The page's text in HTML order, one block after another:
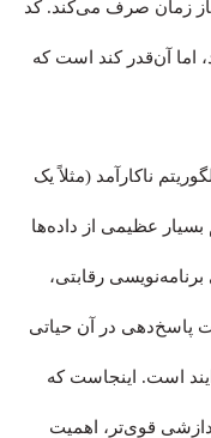
زمان صرف می‌کند. کد
آن‌قدر کند است که
ناکارآمد (مثلاً یک
عظیمی از داده‌ها
رقابتی،
پاسخ‌دهی در آن حیاتی
است. اینجاست که
قوی‌تر، اهمیت